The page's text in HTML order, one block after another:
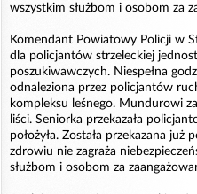
wszystkim służbom i osobom za
Komendant Powiatowy Policji w
dla policjantów strzeleckiej
poszukiwawczych. Niespełna
odnaleziona przez policjantów
kompleksu leśnego. Mundurowi
liści. Seniorka przekazała
położyła. Została przekazana
zdrowiu nie zagraża
służbom i osobom za